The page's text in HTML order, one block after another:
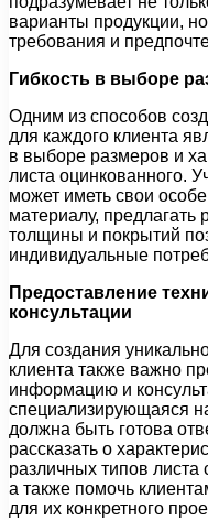
варианты продукции,
требования и
Гибкость в выборе
Одним из способов
для каждого клиента
в выборе размеров и
листа оцинкованного.
может иметь свои
материалу,
толщины и покрытий
индивидуальные
Предоставление
консультации
Для создания
клиента также важно
информацию и
специализирующаяся
должна быть готова
рассказать о
различных типов листа
а также помочь
для их конкретного